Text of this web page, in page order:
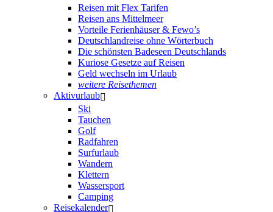
Reisen mit Flex Tarifen
Reisen ans Mittelmeer
Vorteile Ferienhäuser & Fewo’s
Deutschlandreise ohne Wörterbuch
Die schönsten Badeseen Deutschlands
Kuriose Gesetze auf Reisen
Geld wechseln im Urlaub
weitere Reisethemen
Aktivurlaub
Ski
Tauchen
Golf
Radfahren
Surfurlaub
Wandern
Klettern
Wassersport
Camping
Reisekalender